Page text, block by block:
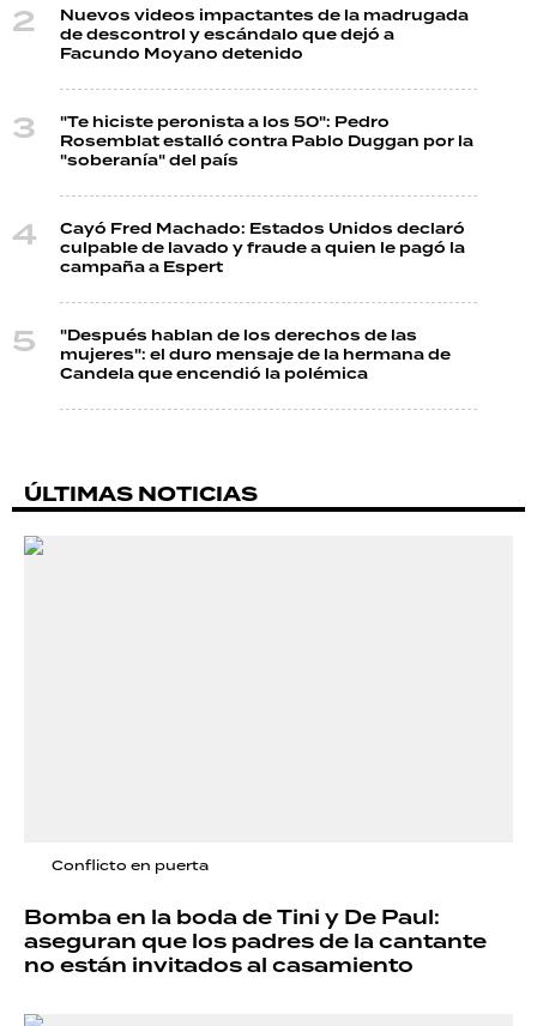
Nuevos videos impactantes de la madrugada
de descontrol y escándalo que dejó a
Facundo Moyano detenido
"Te hiciste peronista a los 50": Pedro
Rosemblat estalló contra Pablo Duggan por la
"soberanía" del país
Cayó Fred Machado: Estados Unidos declaró
culpable de lavado y fraude a quien le pagó la
campaña a Espert
"Después hablan de los derechos de las
mujeres": el duro mensaje de la hermana de
Candela que encendió la polémica
ÚLTIMAS NOTICIAS
Conflicto en puerta
Bomba en la boda de Tini y De Paul:
aseguran que los padres de la cantante
no están invitados al casamiento